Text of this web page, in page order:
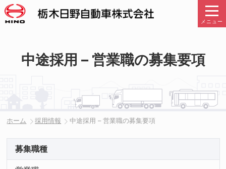
メニュー
中途採用 – 営業職の募集要項
ホーム 採用情報 中途採用 – 営業職の募集要項
募集職種